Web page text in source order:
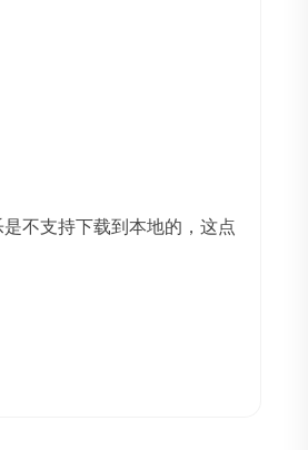
不支持下载到本地的，这点